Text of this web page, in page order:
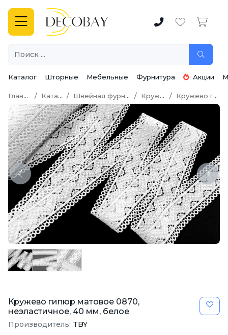
Каталог Шторные Мебельные Фурнитура Акции
Главная Каталог Швейная фурнитура Кружево Кружево гипюр
Previous Next
Кружево гипюр матовое 0870,
неэластичное, 40 мм, белое
Производитель: TBY